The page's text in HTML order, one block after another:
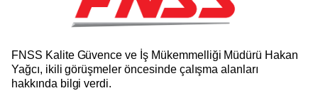
FNSS Kalite Güvence ve İş Mükemmelliği Müdürü Hakan
Yağcı, ikili görüşmeler öncesinde çalışma alanları
hakkında bilgi verdi.